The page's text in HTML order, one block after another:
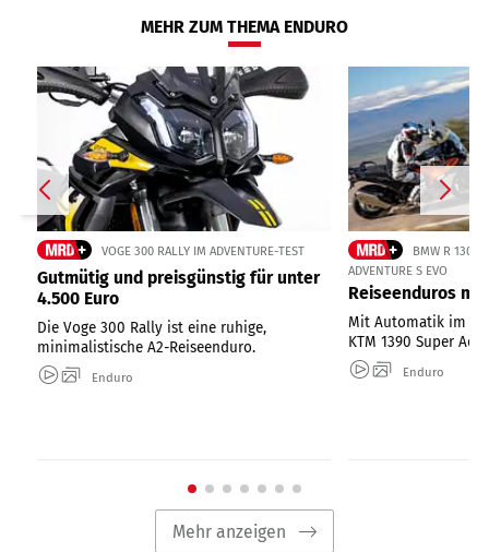
MEHR ZUM THEMA ENDURO
VOGE 300 RALLY IM ADVENTURE-TEST
Gutmütig und preisgünstig für unter
4.500 Euro
Die Voge 300 Rally ist eine ruhige,
minimalistische A2-Reiseenduro.
Enduro
BMW R 1300
ADVENTURE S EVO
Reiseenduros
Mit Automatik im
KTM 1390 Super
Enduro
Mehr anzeigen